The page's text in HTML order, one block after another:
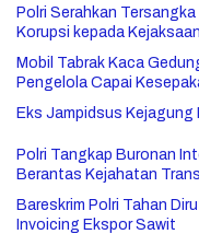
Polri Serahkan
Korupsi kepada
Mobil Tabrak Kaca
Pengelola Capai
Eks Jampidsus
Polri Tangkap Buronan
Berantas Kejahatan
Bareskrim Polri Tahan
Invoicing Ekspor Sawit